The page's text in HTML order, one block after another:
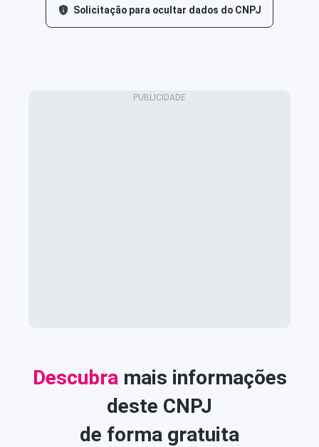
Solicitação para ocultar dados do CNPJ
Descubra mais informações
deste CNPJ
de forma gratuita